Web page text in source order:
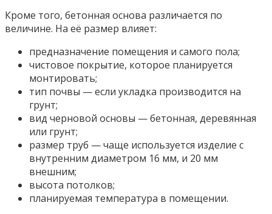
Кроме того, бетонная основа различается по
величине. На её размер влияет:
предназначение помещения и самого пола;
чистовое покрытие, которое планируется
монтировать;
тип почвы — если укладка производится на
грунт;
вид черновой основы — бетонная, деревянная
или грунт;
размер труб — чаще используется изделие с
внутренним диаметром 16 мм, и 20 мм
внешним;
высота потолков;
планируемая температура в помещении.